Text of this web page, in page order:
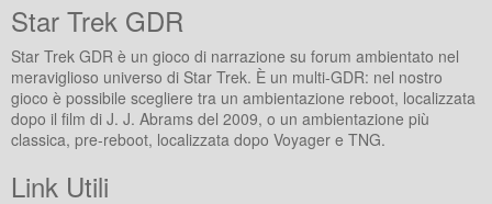
Star Trek GDR
Star Trek GDR è un gioco di narrazione su forum ambientato nel
meraviglioso universo di Star Trek. È un multi-GDR: nel nostro
gioco è possibile scegliere tra un ambientazione reboot, localizzata
dopo il film di J. J. Abrams del 2009, o un ambientazione più
classica, pre-reboot, localizzata dopo Voyager e TNG.
Link Utili